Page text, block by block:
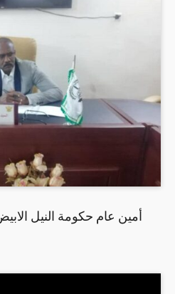
أمين عام حكومة النيل